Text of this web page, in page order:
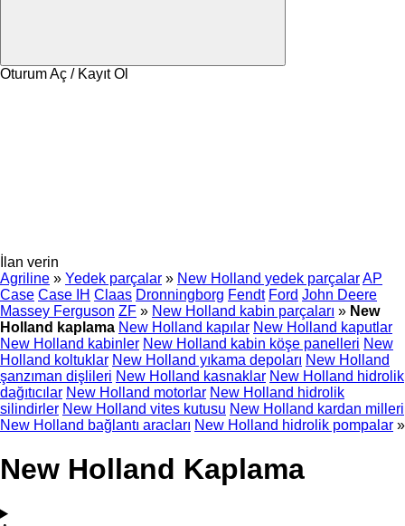
Oturum Aç / Kayıt Ol
İlan verin
Agriline » Yedek parçalar » New Holland yedek parçalarAP
Case Case IH Claas Dronningborg Fendt Ford John Deere
Massey Ferguson ZF » New Holland kabin parçaları » New
Holland kaplama New Holland kapılar New Holland kaputlar
New Holland kabinler New Holland kabin köşe panelleri New
Holland koltuklar New Holland yıkama depoları New Holland
şanzıman dişlileri New Holland kasnaklar New Holland hidrolik
dağıtıcılar New Holland motorlar New Holland hidrolik
silindirler New Holland vites kutusu New Holland kardan milleri
New Holland bağlantı aracları New Holland hidrolik pompalar »
New Holland Kaplama